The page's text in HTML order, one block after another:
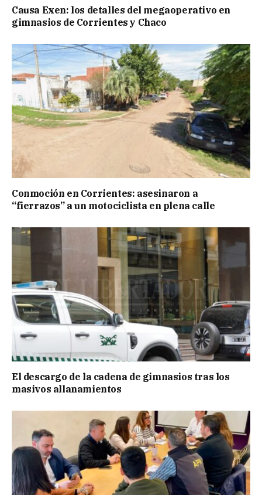
Causa Exen: los detalles del megaoperativo en
gimnasios de Corrientes y Chaco
Conmoción en Corrientes: asesinaron a
“fierrazos” a un motociclista en plena calle
El descargo de la cadena de gimnasios tras los
masivos allanamientos